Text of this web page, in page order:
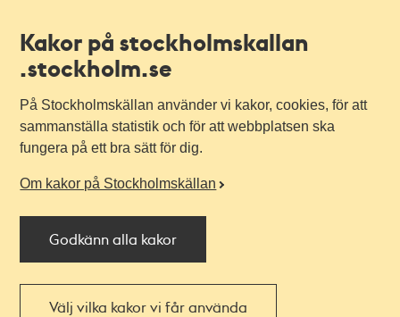
Kakor på stockholmskallan
.stockholm.se
På Stockholmskällan använder vi kakor, cookies, för att
sammanställa statistik och för att webbplatsen ska
fungera på ett bra sätt för dig.
Om kakor på Stockholmskällan
Godkänn alla kakor
Välj vilka kakor vi får använda